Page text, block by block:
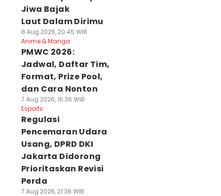
Jiwa Bajak
Laut Dalam Dirimu
8 Aug 2026, 20:45 WIB
Anime & Manga
PMWC 2026:
Jadwal, Daftar Tim,
Format, Prize Pool,
dan Cara Nonton
7 Aug 2026, 16:36 WIB
Esports
Regulasi
Pencemaran Udara
Usang, DPRD DKI
Jakarta Didorong
Prioritaskan Revisi
Perda
7 Aug 2026, 21:38 WIB